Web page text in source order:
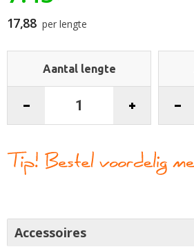
begin
van
de
17,88 per lengte
Aantal lengte
Accessoires